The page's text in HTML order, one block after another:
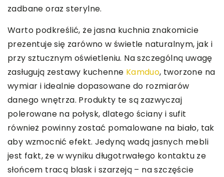
zadbane oraz sterylne.
Warto podkreślić, że jasna kuchnia znakomicie
prezentuje się zarówno w świetle naturalnym, jak i
przy sztucznym oświetleniu. Na szczególną uwagę
zasługują zestawy kuchenne Kamduo, tworzone na
wymiar i idealnie dopasowane do rozmiarów
danego wnętrza. Produkty te są zazwyczaj
polerowane na połysk, dlatego ściany i sufit
również powinny zostać pomalowane na biało, tak
aby wzmocnić efekt. Jedyną wadą jasnych mebli
jest fakt, że w wyniku długotrwałego kontaktu ze
słońcem tracą blask i szarzeją – na szczęście